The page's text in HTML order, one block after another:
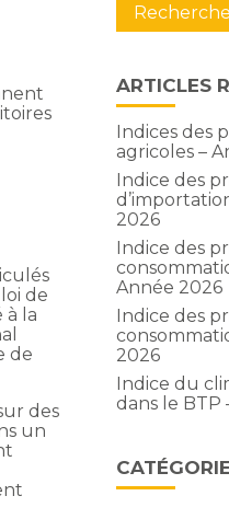
de
à la
de
des
un
ARTICLES
Indices des
agricoles –
Indice des
2026
Indice des
Année 2026
Indice des
2026
Indice du
dans le BTP